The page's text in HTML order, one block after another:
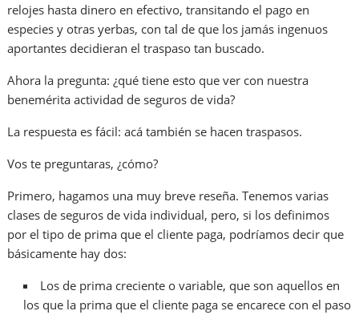
relojes hasta dinero en efectivo, transitando el pago en
especies y otras yerbas, con tal de que los jamás ingenuos
aportantes decidieran el traspaso tan buscado.
Ahora la pregunta: ¿qué tiene esto que ver con nuestra
benemérita actividad de seguros de vida?
La respuesta es fácil: acá también se hacen traspasos.
Vos te preguntaras, ¿cómo?
Primero, hagamos una muy breve reseña. Tenemos varias
clases de seguros de vida individual, pero, si los definimos
por el tipo de prima que el cliente paga, podríamos decir que
básicamente hay dos:
Los de prima creciente o variable, que son aquellos en
los que la prima que el cliente paga se encarece con el paso